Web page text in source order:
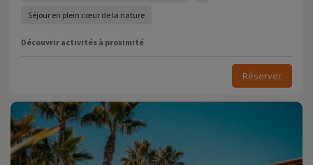
Séjour en plein cœur de la nature
Découvrir activités à proximité
Réserver